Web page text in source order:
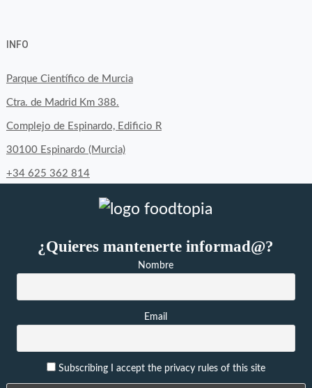
byfoodtopia
en
Facebook
byfoodtopia
en
Twitter
byfoodtopia
en
Instagram
INFO
Parque Científico de Murcia
Ctra. de Madrid Km 388.
Complejo de Espinardo, Edificio R
30100 Espinardo (Murcia)
+34 625 362 814
¿Quieres mantenerte informad@?
Nombre
Email
Subscribing I accept the privacy rules of this site